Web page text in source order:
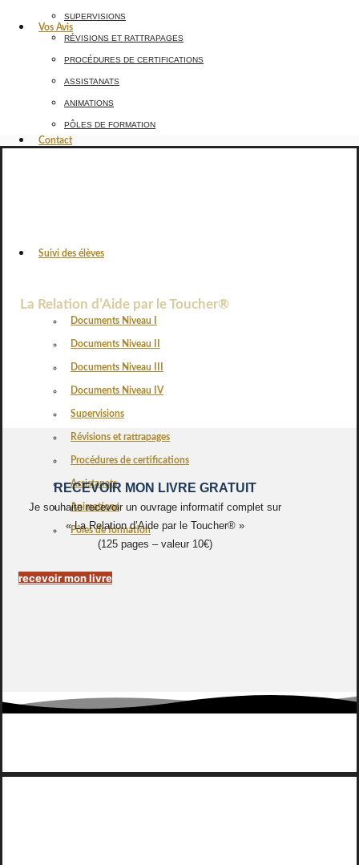
Vos Avis
Contact
Suivi des élèves
Documents Niveau I
Documents Niveau II
Documents Niveau III
Documents Niveau IV
Supervisions
Révisions et rattrapages
Procédures de certifications
Assistanats
Animations
Pôles de formation
SUPERVISIONS
RÉVISIONS ET RATTRAPAGES
PROCÉDURES DE CERTIFICATIONS
ASSISTANATS
ANIMATIONS
PÔLES DE FORMATION
La Relation d’Aide par le Toucher®
RECEVOIR MON LIVRE GRATUIT
Je souhaite recevoir un ouvrage informatif complet sur
« La Relation d’Aide par le Toucher® »
(125 pages – valeur 10€)
recevoir mon livre